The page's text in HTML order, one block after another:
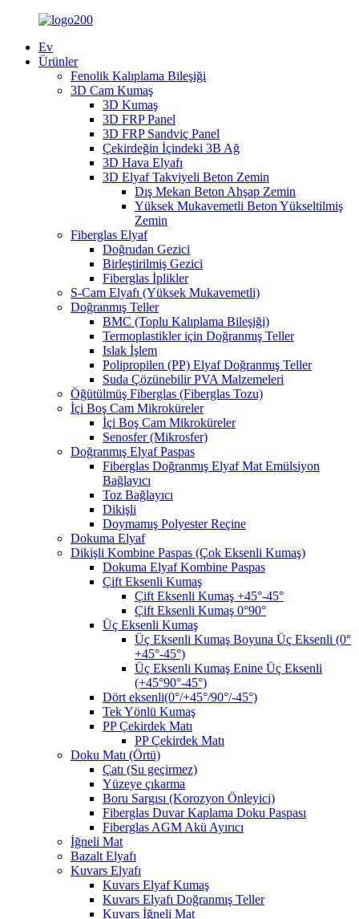
Ev
Ürünler
Fenolik Kalıplama Bileşiği
3D Cam Kumaş
3D Kumaş
3D FRP Panel
3D FRP Sandviç Panel
Çekirdeğin İçindeki 3B Ağ
3D Hava Elyafı
3D Elyaf Takviyeli Beton Zemin
Dış Mekan Beton Ahşap Zemin
Yüksek Mukavemetli Beton Yükseltilmiş
Zemin
Fiberglas Elyaf
Doğrudan Gezici
Birleştirilmiş Gezici
Fiberglas İplikler
S-Cam Elyafı (Yüksek Mukavemetli)
Doğranmış Teller
BMC (Toplu Kalıplama Bileşiği)
Termoplastikler için Doğranmış Teller
Islak İşlem
Polipropilen (PP) Elyaf Doğranmış Teller
Suda Çözünebilir PVA Malzemeleri
Öğütülmüş Fiberglas (Fiberglas Tozu)
İçi Boş Cam Mikroküreler
İçi Boş Cam Mikroküreler
Senosfer (Mikrosfer)
Doğranmış Elyaf Paspas
Fiberglas Doğranmış Elyaf Mat Emülsiyon
Bağlayıcı
Toz Bağlayıcı
Dikişli
Doymamış Polyester Reçine
Dokuma Elyaf
Dikişli Kombine Paspas (Çok Eksenli Kumaş)
Dokuma Elyaf Kombine Paspas
Çift Eksenli Kumaş
Çift Eksenli Kumaş +45°-45°
Çift Eksenli Kumaş 0°90°
Üç Eksenli Kumaş
Üç Eksenli Kumaş Boyuna Üç Eksenli (0°
+45°-45°)
Üç Eksenli Kumaş Enine Üç Eksenli
(+45°90°-45°)
Dört eksenli(0°/+45°/90°/-45°)
Tek Yönlü Kumaş
PP Çekirdek Matı
PP Çekirdek Matı
Doku Matı (Örtü)
Çatı (Su geçirmez)
Yüzeye çıkarma
Boru Sargısı (Korozyon Önleyici)
Fiberglas Duvar Kaplama Doku Paspası
Fiberglas AGM Akü Ayırıcı
İğneli Mat
Bazalt Elyafı
Kuvars Elyafı
Kuvars Elyaf Kumaş
Kuvars Elyafı Doğranmış Teller
Kuvars İğneli Mat